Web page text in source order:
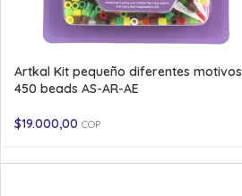
Artkal Kit pequeño diferentes motivos
450 beads AS-AR-AE
$19.000,00 COP